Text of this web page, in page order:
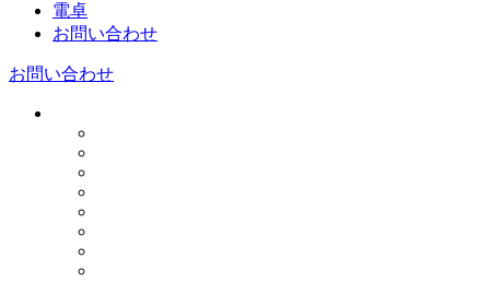
電卓
お問い合わせ
お問い合わせ